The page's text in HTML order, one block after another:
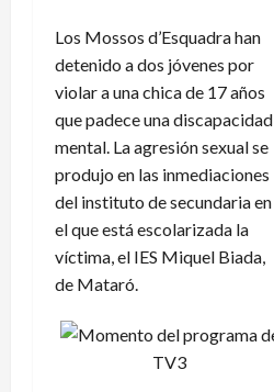
Los Mossos d’Esquadra han
detenido a dos jóvenes por
violar a una chica de 17 años
que padece una discapacidad
mental. La agresión sexual se
produjo en las inmediaciones
del instituto de secundaria en
el que está escolarizada la
víctima, el IES Miquel Biada,
de Mataró.